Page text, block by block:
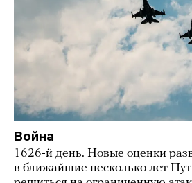
Война
1626-й день. Новые оценки
в ближайшие несколько лет